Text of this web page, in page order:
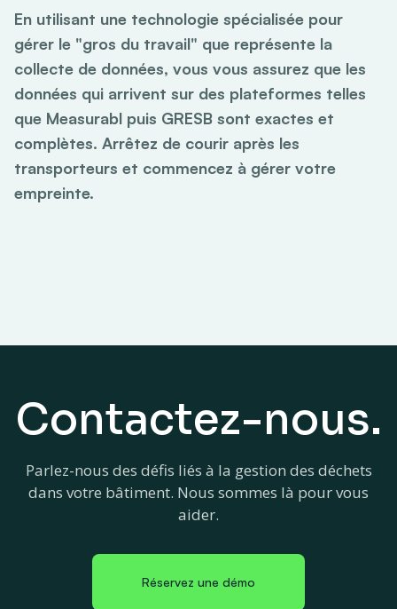
En utilisant une technologie spécialisée pour
gérer le "gros du travail" que représente la
collecte de données, vous vous assurez que les
données qui arrivent sur des plateformes telles
que Measurabl puis GRESB sont exactes et
complètes. Arrêtez de courir après les
transporteurs et commencez à gérer votre
empreinte.
Contactez-nous.
Parlez-nous des défis liés à la gestion des déchets
dans votre bâtiment. Nous sommes là pour vous
aider.
Réservez une démo